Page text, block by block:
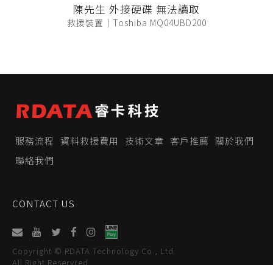
陳先生 外接硬碟 無法讀取
救援裝置｜Toshiba MQ04UBD200
服務流程 資料救援費用 技術文章 客戶推薦
關於我們
聯絡我們
CONTACT US
Copyright © RDATA Technology Co., Ltd.
All Right Reservred.